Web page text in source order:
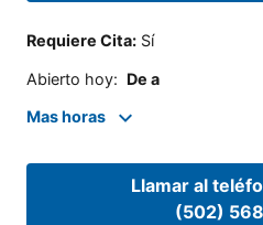
Requiere Cita: Sí
Abierto hoy: De a
Mas horas
Llamar al
(502)